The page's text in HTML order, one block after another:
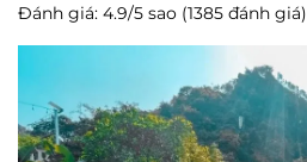
Đánh giá: 4.9/5 sao (1385 đánh giá)